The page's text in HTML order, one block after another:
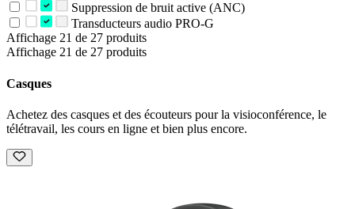
Suppression de bruit active (ANC)
Transducteurs audio PRO-G
Affichage 21 de 27 produits
Affichage 21 de 27 produits
Casques
Achetez des casques et des écouteurs pour la visioconférence, le
télétravail, les cours en ligne et bien plus encore.